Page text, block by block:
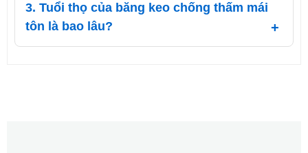
3. Tuổi thọ của băng keo chống thấm mái
tôn là bao lâu?